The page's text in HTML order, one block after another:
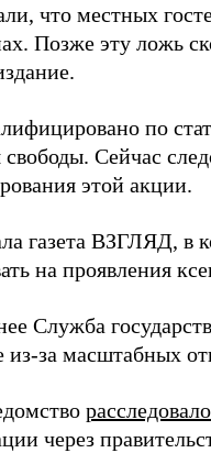
что местных
Позже эту ложь
по
Сейчас
этой акции.
газета ВЗГЛЯД, в
на проявления
Служба
из-за масштабных
расследовало
через